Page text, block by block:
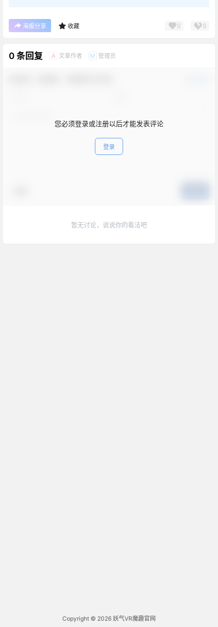
海报分享 收藏 0 0
0 条回复 A 文章作者 M 管理员
您必须登录或注册以后才能发表评论
登录
暂无讨论，说说你的看法吧
Copyright © 2026 妖气VR魔趣官网